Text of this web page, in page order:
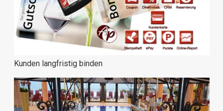
Kunden langfristig binden